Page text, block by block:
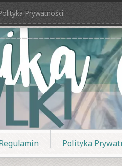
Prywatności
Regulamin Polityka